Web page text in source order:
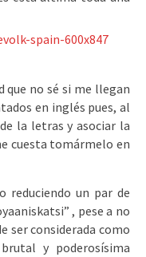
que no sé si me llegan
en inglés pues, al
la letras y asociar la
cuesta tomármelo en
reduciendo un par de
, pese a no
ser considerada como
y poderosísima